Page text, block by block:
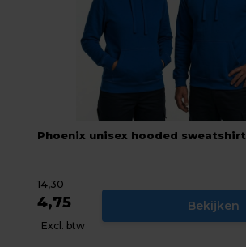
Phoenix unisex hooded sweatshirt
14,30
4,75
Excl. btw
Bekijken